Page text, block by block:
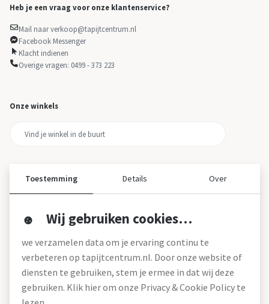
Heb je een vraag voor onze klantenservice?
Mail naar verkoop@tapijtcentrum.nl
Facebook Messenger
Klacht indienen
Overige vragen: 0499 - 373 223
Onze winkels
Over tapijtcentrum
Werken bij
Montageservice
Blog
Toestemming Details Over
Wij gebruiken cookies…
we verzamelen data om je ervaring continu te
verbeteren op tapijtcentrum.nl. Door onze website of
diensten te gebruiken, stem je ermee in dat wij deze
gebruiken. Klik hier om onze Privacy & Cookie Policy te